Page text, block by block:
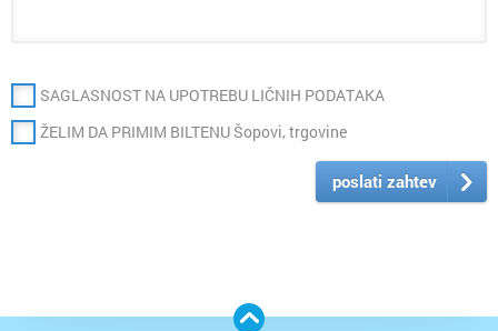
SAGLASNOST NA UPOTREBU LIČNIH PODATAKA
ŽELIM DA PRIMIM BILTENU Šopovi, trgovine
poslati zahtev